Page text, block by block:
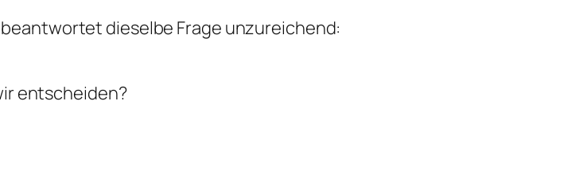
dieselbe Frage unzureichend:
entscheiden?